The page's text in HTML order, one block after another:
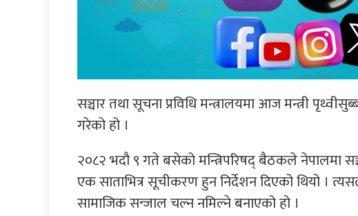
सञ्चार तथा सूचना प्रविधि मन्त्रालयमा आज मन्त्री
गरेको हो ।
२०८२ भदौ ९ गते बसेको मन्त्रिपरिषद् बैठकले नेपालमा
एक साताभित्र सूचीकरण हुन निर्देशन दिएको थियो ।
सामाजिक सन्जाल चल्न नमिल्ने बनाएको हो ।